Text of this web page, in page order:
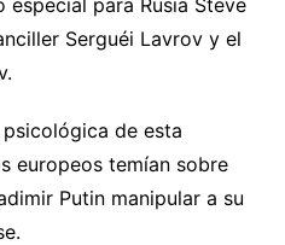
Serguéi Lavrov y el
de esta
europeos temían sobre
Putin manipular a su